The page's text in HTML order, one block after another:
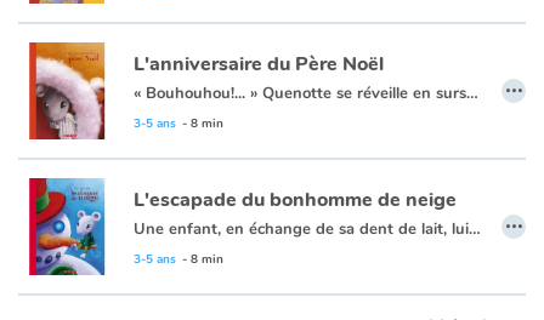
Coups de coeurL'anniversaire du Père Noël
« Bouhouhou!... » Quenotte se réveille en sursaut. Elle regarde le réveil et est bien étonnée : ce n'est pas l'heure de se lever! Pourquoi donc a-t-elle ouvert les yeux au milieu de la nuit? « Bouhouhou! ... » Voilà! Ça recommence! C'est ce bruit bizarre qui l'a réveillée! Quelqu'un pleure à chaudes larmes dans la pièce d'à côté! Celui qui pleure est le père Noël. Personne ne pense à son anniversaire. Quenotte la souris va s'en occuper!
3-5 ans - 8 min
…
L'escapade du bonhomme de neige
Une enfant, en échange de sa dent de lait, lui demande de sauver son bonhomme de neige plutôt que de lui donner la pièce habituelle. Intriguée, Quenotte tentera de le sauver et cela ne sera pas de tout repos! Les enfants riront en lisant les aventures de ce bonhomme de neige si enjoué. Et ils seront ravis de la tournure des événements à la fin. En espérant qu'ils ne seront pas trop nombreux à demander un service à cette gentille Quenotte...
3-5 ans - 8 min
…